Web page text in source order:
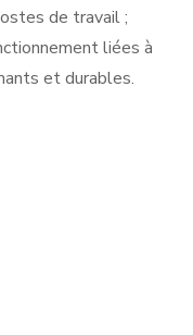
de travail ;
liées à
et durables.